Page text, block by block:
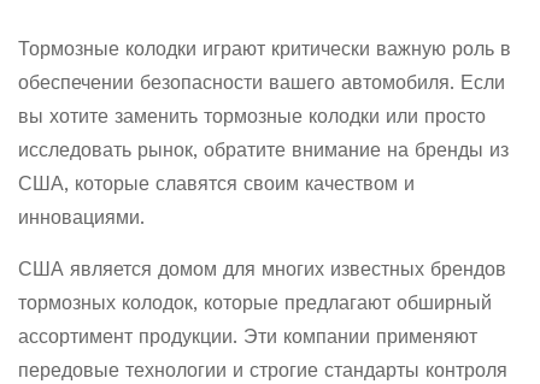
Тормозные колодки играют критически важную роль в
обеспечении безопасности вашего автомобиля. Если
вы хотите заменить тормозные колодки или просто
исследовать рынок, обратите внимание на бренды из
США, которые славятся своим качеством и
инновациями.
США является домом для многих известных брендов
тормозных колодок, которые предлагают обширный
ассортимент продукции. Эти компании применяют
передовые технологии и строгие стандарты контроля